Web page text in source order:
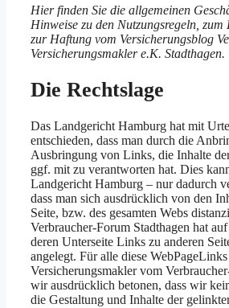
Hier finden Sie die allgemeinen
Hinweise zu den Nutzungsregeln, zum
zur Haftung vom Versicherungsblog
Versicherungsmakler e.K. Stadthagen.
Die Rechtslage
Das Landgericht Hamburg hat mit
entschieden, dass man durch die
Ausbringung von Links, die Inhalte
ggf. mit zu verantworten hat. Dies
Landgericht Hamburg – nur dadurch
dass man sich ausdrücklich von den
Seite, bzw. des gesamten Webs
Verbraucher-Forum Stadthagen hat
deren Unterseite Links zu anderen
angelegt. Für alle diese
Versicherungsmakler vom
wir ausdrücklich betonen, dass wir
die Gestaltung und Inhalte der